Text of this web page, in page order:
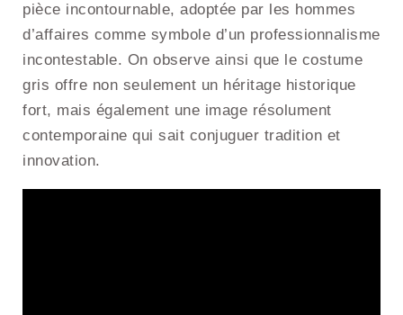
pièce incontournable, adoptée par les hommes
d’affaires comme symbole d’un professionnalisme
incontestable. On observe ainsi que le costume
gris offre non seulement un héritage historique
fort, mais également une image résolument
contemporaine qui sait conjuguer tradition et
innovation.